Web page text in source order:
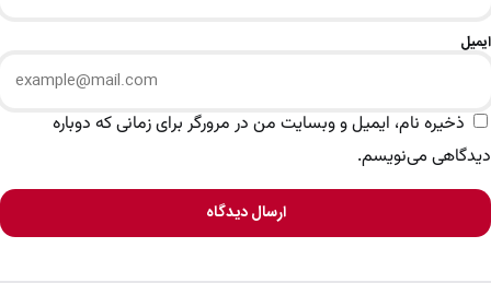
ایمیل
ذخیره نام، ایمیل و وبسایت من در مرورگر برای زمانی که دوباره
دیدگاهی می‌نویسم.
ارسال دیدگاه